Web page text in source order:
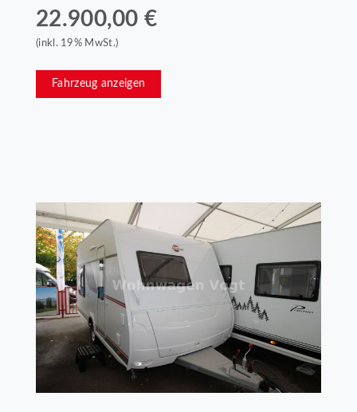
22.900,00 €
(inkl. 19% MwSt.)
Fahrzeug anzeigen